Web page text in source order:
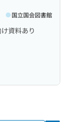
資料あり
国立国会図書館